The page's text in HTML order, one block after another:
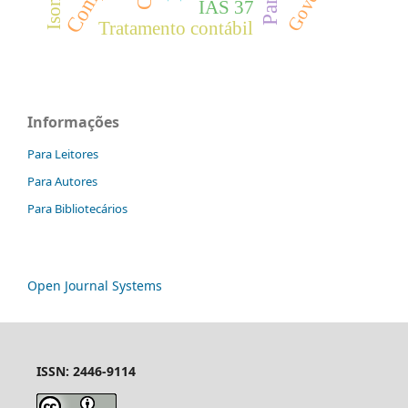
Tratamento contábil
IAS 37
Informações
Para Leitores
Para Autores
Para Bibliotecários
Open Journal Systems
ISSN: 2446-9114